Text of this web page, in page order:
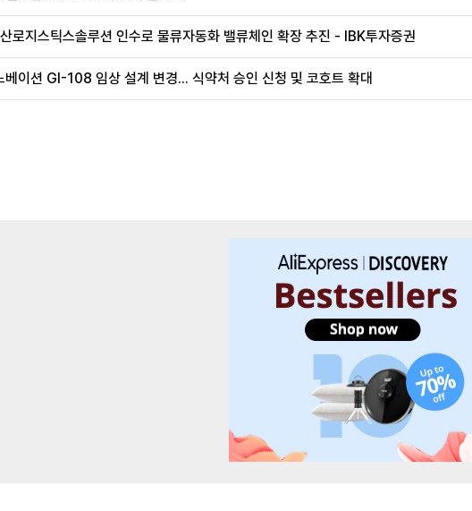
로지스틱스솔루션 인수로 물류자동화 밸류체인 확장 추진 - IBK투자증권
베이션 GI-108 임상 설계 변경... 식약처 승인 신청 및 코호트 확대